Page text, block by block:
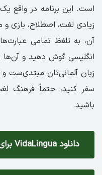
است. این برنامه در واقع
زیادی لغت، اصطلاح، بازی
آن، به تلفظ تمامی
انگلیسی گوش دهید و آن‌ها
زبان آلمانی‌تان مبتدی‌ست
باشید.
دانلود VidaLingua برای اندروید